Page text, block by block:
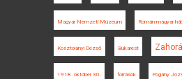
Magyar Nemzeti Múzeum Román-magyar
Kosztolányi Dezső Bukarest
1918. október 30. források Pogány